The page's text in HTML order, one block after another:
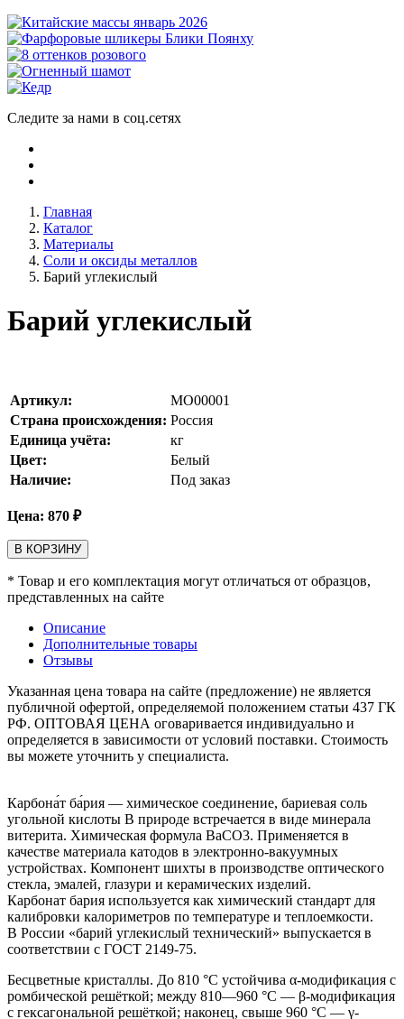
Следите за нами в соц.сетях
Главная
Каталог
Материалы
Соли и оксиды металлов
Барий углекислый
Барий углекислый
Артикул:
MO00001
Страна происхождения: Россия
Единица учёта:
кг
Цвет:
Белый
Наличие:
Под заказ
Цена: 870 ₽
В КОРЗИНУ
* Товар и его комплектация могут отличаться от образцов,
представленных на сайте
Описание
Дополнительные товары
Отзывы
Указанная цена товара на сайте (предложение) не является
публичной офертой, определяемой положением статьи 437 ГК
РФ. ОПТОВАЯ ЦЕНА оговаривается индивидуально и
определяется в зависимости от условий поставки. Стоимость
вы можете уточнить у специалиста.
Карбона́т ба́рия — химическое соединение, бариевая соль
угольной кислоты В природе встречается в виде минерала
витерита. Химическая формула BaCO3. Применяется в
качестве материала катодов в электронно-вакуумных
устройствах. Компонент шихты в производстве оптического
стекла, эмалей, глазури и керамических изделий.
Карбонат бария используется как химический стандарт для
калибровки калориметров по температуре и теплоемкости.
В России «барий углекислый технический» выпускается в
соответствии с ГОСТ 2149-75.
Бесцветные кристаллы. До 810 °C устойчива α-модификация с
ромбической решёткой; между 810—960 °C — β-модификация
с гексагональной решёткой; наконец, свыше 960 °C — γ-